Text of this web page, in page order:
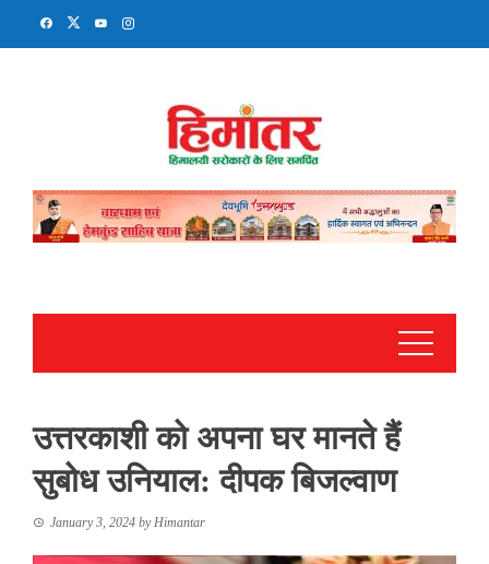
उत्तरकाशी को अपना घर मानते हैं
सुबोध उनियाल: दीपक बिजल्वाण
January 3, 2024 byHimantar